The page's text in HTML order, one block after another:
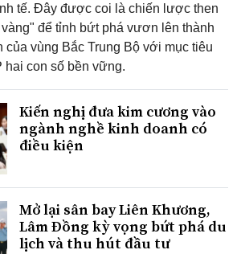
tế. Đây được coi là chiến lược then
để tỉnh bứt phá vươn lên thành
của vùng Bắc Trung Bộ với mục tiêu
con số bền vững.
Kiến nghị đưa kim cương vào
ngành nghề kinh doanh có
điều kiện
Mở lại sân bay Liên Khương,
Lâm Đồng kỳ vọng bứt phá du
lịch và thu hút đầu tư